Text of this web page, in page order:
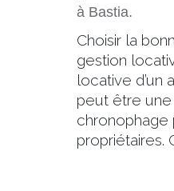
à Bastia.
Choisir la
gestion
locative d’un
peut être
chronophage
propriétaires.